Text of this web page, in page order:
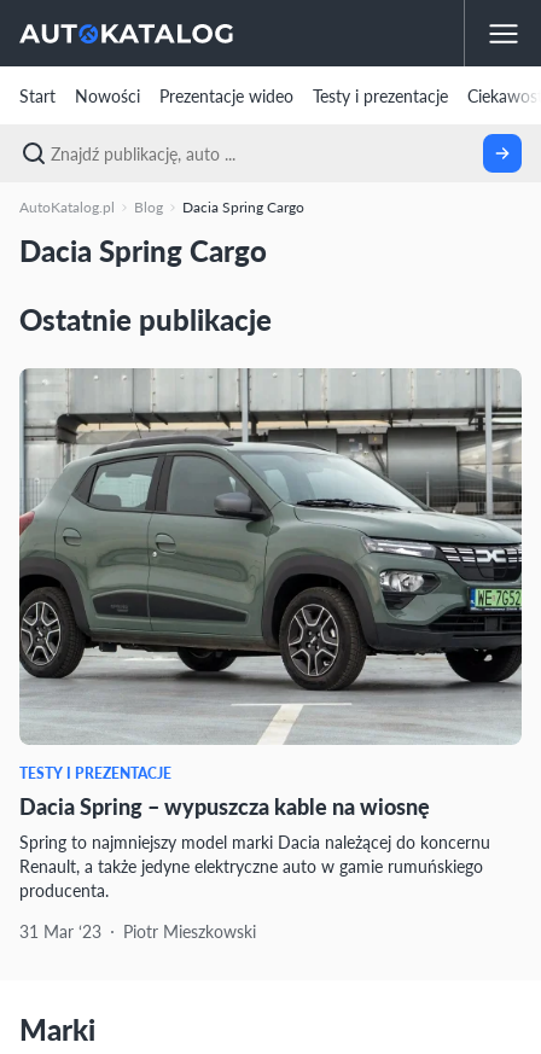
Start Nowości Prezentacje wideo Testy i prezentacje
AutoKatalog.pl Blog Dacia Spring Cargo
Dacia Spring Cargo
Ostatnie publikacje
TESTY I PREZENTACJE
Dacia Spring – wypuszcza kable na wiosnę
Spring to najmniejszy model marki Dacia należącej do koncernu
Renault, a także jedyne elektryczne auto w gamie rumuńskiego
producenta.
31 Mar ‘23
Piotr Mieszkowski
Marki